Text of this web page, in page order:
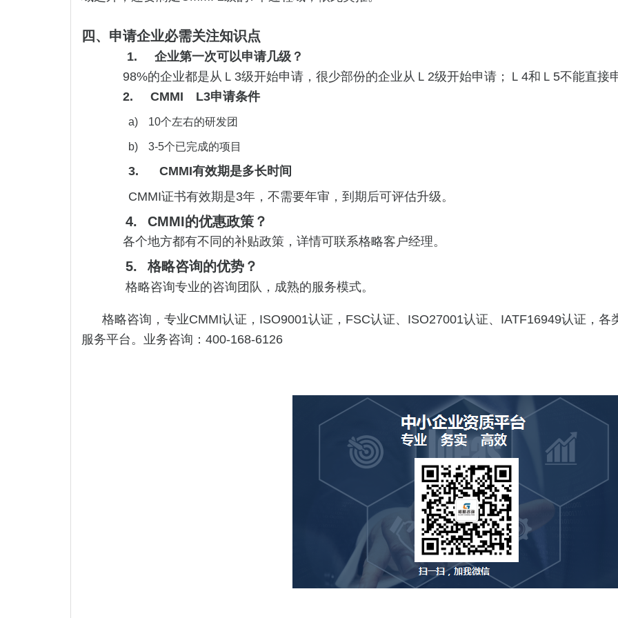
四、 申请企业必需关注知识点
1.
企业第一次可以申请几级？
98%的企业都是从Ｌ3级开始申请，很少部份的企业从Ｌ2级开始申请；Ｌ4和Ｌ5不能直接
2.
CMMI L3申请条件
a) 10个左右的研发团
b) 3-5个已完成的项目
3. CMMI有效期是多长时间
CMMI证书有效期是3年，不需要年审，到期后可评估升级。
4. CMMI的优惠政策？
各个地方都有不同的补贴政策，详情可联系格略客户经理。
5. 格略咨询的优势？
格略咨询专业的咨询团队，成熟的服务模式。
格略咨询，专业CMMI认证，ISO9001认证，FSC认证、ISO27001认证、IATF16949认证，各
服务平台。业务咨询：400-168-6126